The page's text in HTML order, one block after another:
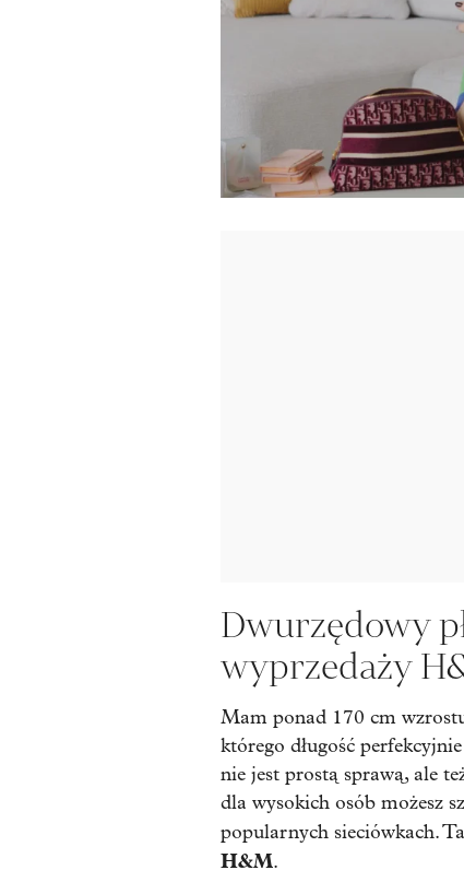
Dwurzędowy
wyprzedaży
Mam ponad 170 cm
którego długość
nie jest prostą sprawą, ale
dla wysokich osób możesz
popularnych sieciówkach.
H&M.